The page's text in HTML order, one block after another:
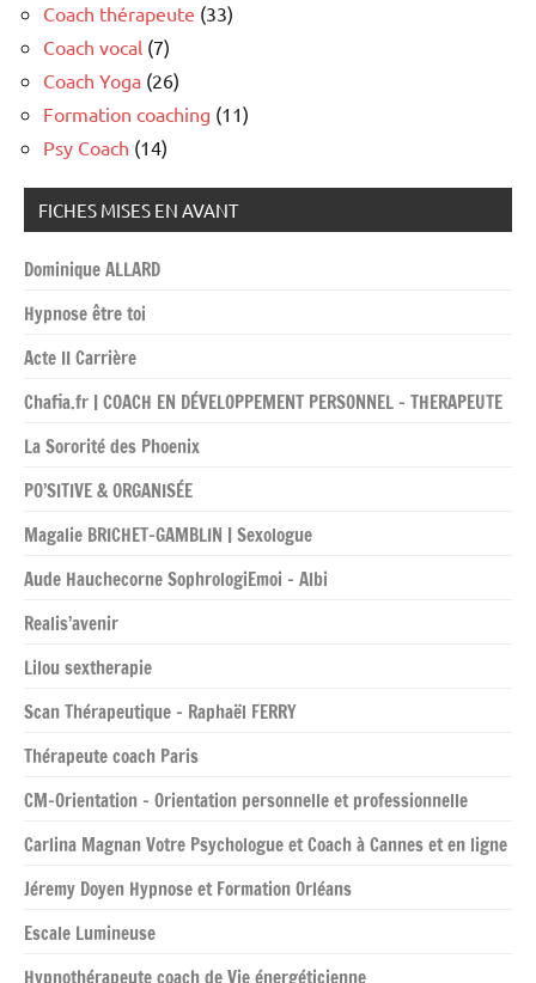
Coach thérapeute (33)
Coach vocal (7)
Coach Yoga (26)
Formation coaching (11)
Psy Coach (14)
FICHES MISES EN AVANT
Dominique ALLARD
Hypnose être toi
Acte II Carrière
Chafia.fr | COACH EN DÉVELOPPEMENT PERSONNEL – THERAPEUTE
La Sororité des Phoenix
PO’SITIVE & ORGANISÉE
Magalie BRICHET-GAMBLIN | Sexologue
Aude Hauchecorne SophrologiEmoi – Albi
Realis’avenir
Lilou sextherapie
Scan Thérapeutique – Raphaël FERRY
Thérapeute coach Paris
CM-Orientation – Orientation personnelle et professionnelle
Carlina Magnan Votre Psychologue et Coach à Cannes et en ligne
Jéremy Doyen Hypnose et Formation Orléans
Escale Lumineuse